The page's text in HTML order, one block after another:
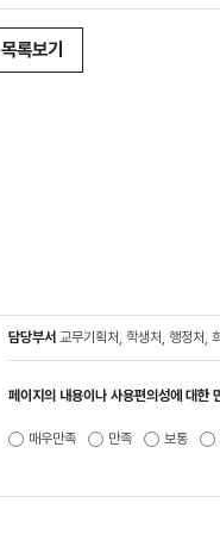
목록보기
담당부서 교무기획처, 학생처, 행정처,
페이지의 내용이나 사용편의성에 대한
매우만족 만족 보통